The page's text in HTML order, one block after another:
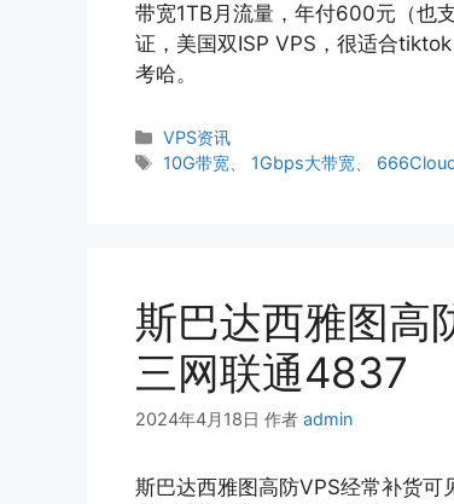
带宽1TB月流量，年付600元（也
证，美国双ISP VPS，很适合
考哈。
分
类
VPS资讯
标
10G带宽 1Gbps大带宽
斯巴达西雅图高
三网联通4837
2024年4月18日 作者 admin
斯巴达西雅图高防VPS经常补货